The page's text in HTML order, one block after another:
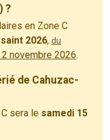
?
en Zone C
2026, du
2 novembre 2026.
de Cahuzac-
sera le samedi 15